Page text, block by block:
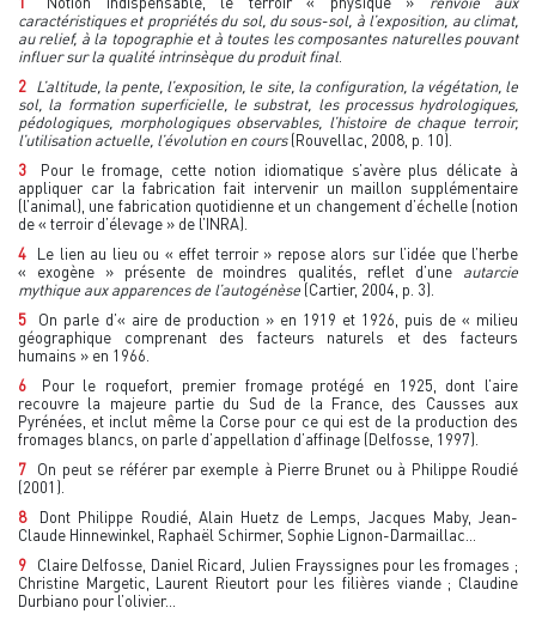
caractéristiques et propriétés du sol, du sous-sol, à l’exposition, au climat,
au relief, à la topographie et à toutes les composantes naturelles pouvant
influer sur la qualité intrinsèque du produit final.
2 L’altitude, la pente, l’exposition, le site, la configuration, la végétation, le
sol, la formation superficielle, le substrat, les processus hydrologiques,
pédologiques, morphologiques observables, l’histoire de chaque terroir,
l’utilisation actuelle, l’évolution en cours(Rouvellac, 2008, p. 10).
3
Pour le fromage, cette notion idiomatique s’avère plus délicate à
appliquer car la fabrication fait intervenir un maillon supplémentaire
(l’animal), une fabrication quotidienne et un changement d’échelle (notion
de « terroir d’élevage » de l’INRA).
4
Le lien au lieu ou « effet terroir » repose alors sur l’idée que l’herbe
« exogène » présente de moindres qualités, reflet d’une autarcie
mythique aux apparences de l’autogénèse (Cartier, 2004, p. 3).
5
On parle d’« aire de production » en 1919 et 1926, puis de « milieu
géographique comprenant des facteurs naturels et des facteurs
humains » en 1966.
6
Pour le roquefort, premier fromage protégé en 1925, dont l’aire
recouvre la majeure partie du Sud de la France, des Causses aux
Pyrénées, et inclut même la Corse pour ce qui est de la production des
fromages blancs, on parle d’appellation d’affinage (Delfosse, 1997).
7
On peut se référer par exemple à Pierre Brunet ou à Philippe Roudié
(2001).
8
Dont Philippe Roudié, Alain Huetz de Lemps, Jacques Maby, Jean-
Claude Hinnewinkel, Raphaël Schirmer, Sophie Lignon-Darmaillac…
9
Claire Delfosse, Daniel Ricard, Julien Frayssignes pour les fromages ;
Christine Margetic, Laurent Rieutort pour les filières viande ; Claudine
Durbiano pour l’olivier…